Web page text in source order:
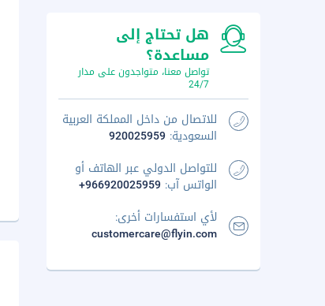
هل تحتاج إلى
مساعدة؟
تواصل معنا، متواجدون على مدار
24/7
للاتصال من داخل المملكة العربية
السعودية: 920025959
للتواصل الدولي عبر الهاتف أو
الواتس آب: +966920025959
لأي استفسارات أخرى:
customercare@flyin.com